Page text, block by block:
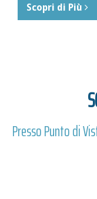
Scopri di Più
Presso Punto di